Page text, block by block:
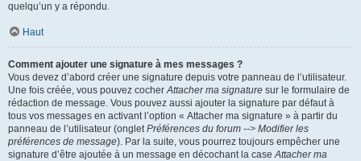
quelqu’un y a répondu.
Haut
Comment ajouter une signature à mes messages ?
Vous devez d’abord créer une signature depuis votre panneau de l’utilisateur.
Une fois créée, vous pouvez cocherAttacher ma signature sur le formulaire de
rédaction de message. Vous pouvez aussi ajouter la signature par défaut à
tous vos messages en activant l’option « Attacher ma signature » à partir du
panneau de l’utilisateur (ongletPréférences du forum --> Modifier les
préférences de message). Par la suite, vous pourrez toujours empêcher une
signature d’être ajoutée à un message en décochant la caseAttacher ma